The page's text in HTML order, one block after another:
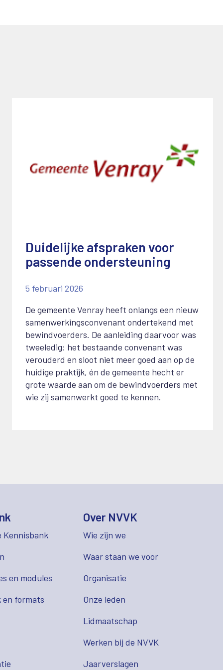
Duidelijke afspraken voor
passende ondersteuning
5 februari 2026
De gemeente Venray heeft onlangs een nieuw
samenwerkingsconvenant ondertekend met
bewindvoerders. De aanleiding daarvoor was
tweeledig: het bestaande convenant was
verouderd en sloot niet meer goed aan op de
huidige praktijk, én de gemeente hecht er
grote waarde aan om de bewindvoerders met
wie zij samenwerkt goed te kennen.
Kennisbank
en modules
en formats
Over NVVK
Wie zijn we
Waar staan we voor
Organisatie
Onze leden
Lidmaatschap
Werken bij de NVVK
Jaarverslagen